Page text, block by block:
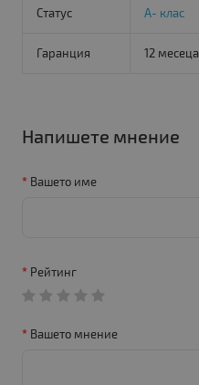
Статус A- клас
Гаранция 12 месеца
Напишете мнение
Вашето име
Рейтинг
Вашето мнение